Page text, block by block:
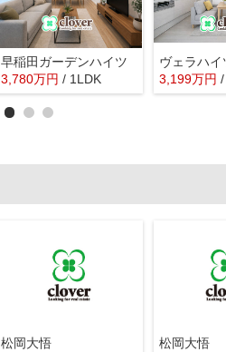
早稲田ガーデンハイツ
3,780万円 / 1LDK
ヴェラハイ
3,199万円
松岡大悟 松岡大悟